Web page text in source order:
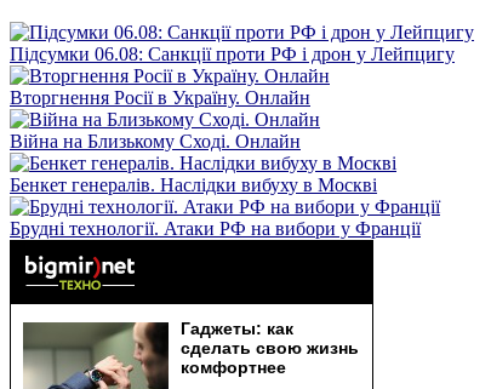
Підсумки 06.08: Санкції проти РФ і дрон у Лейпцигу
Вторгнення Росії в Україну. Онлайн
Війна на Близькому Сході. Онлайн
Бенкет генералів. Наслідки вибуху в Москві
Брудні технології. Атаки РФ на вибори у Франції